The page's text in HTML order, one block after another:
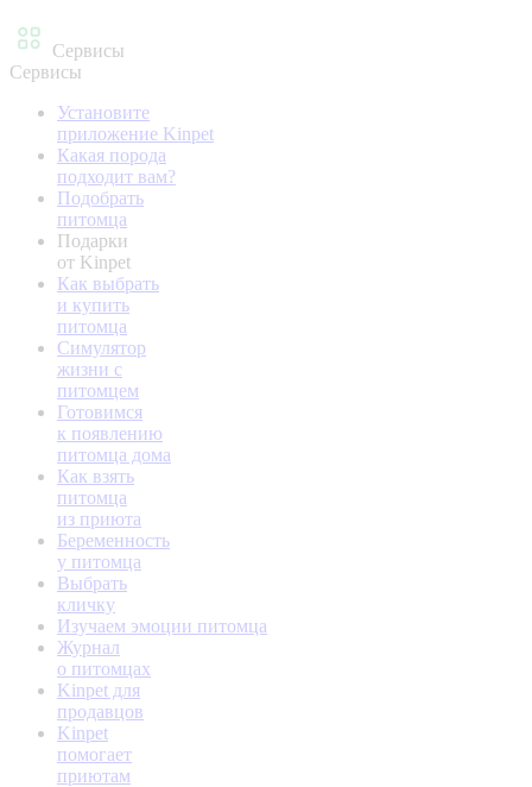
Сервисы
Сервисы
Установите
приложение Kinpet
Какая порода
подходит вам?
Подобрать
питомца
Подарки
от Kinpet
Как выбрать
и купить
питомца
Симулятор
жизни с
питомцем
Готовимся
к появлению
питомца дома
Как взять
питомца
из приюта
Беременность
у питомца
Выбрать
кличку
Изучаем эмоции питомца
Журнал
о питомцах
Kinpet для
продавцов
Kinpet
помогает
приютам